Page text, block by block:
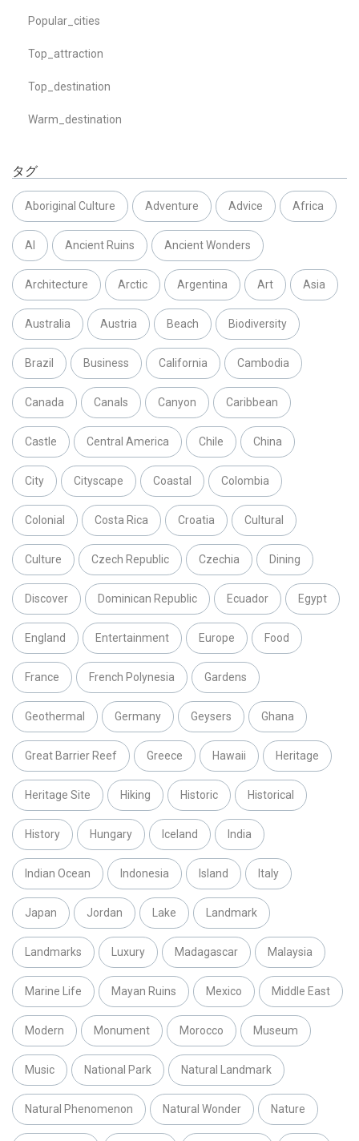
Popular_cities
Top_attraction
Top_destination
Warm_destination
タグ
Aboriginal Culture Adventure Advice Africa
AI Ancient Ruins Ancient Wonders
Architecture Arctic Argentina Art Asia
Australia Austria Beach Biodiversity
Brazil Business California Cambodia
Canada Canals Canyon Caribbean
Castle Central America Chile China
City Cityscape Coastal Colombia
Colonial Costa Rica Croatia Cultural
Culture Czech Republic Czechia Dining
Discover Dominican Republic Ecuador Egypt
England Entertainment Europe Food
France French Polynesia Gardens
Geothermal Germany Geysers Ghana
Great Barrier Reef Greece Hawaii Heritage
Heritage Site Hiking Historic Historical
History Hungary Iceland India
Indian Ocean Indonesia Island Italy
Japan Jordan Lake Landmark
Landmarks Luxury Madagascar Malaysia
Marine Life Mayan Ruins Mexico Middle East
Modern Monument Morocco Museum
Music National Park Natural Landmark
Natural Phenomenon Natural Wonder Nature